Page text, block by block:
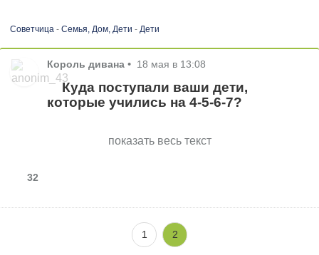
Советчица- Семья, Дом, Дети - Дети
Король дивана • 18 мая в 13:08
Куда поступали ваши дети,
которые учились на 4-5-6-7?
показать весь текст
32
1 2